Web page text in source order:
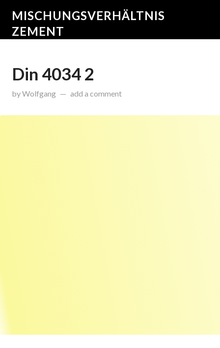
MISCHUNGSVERHÄLTNIS
ZEMENT
Din 4034 2
byWolfgang onJanuar 14, 2015
add a comment